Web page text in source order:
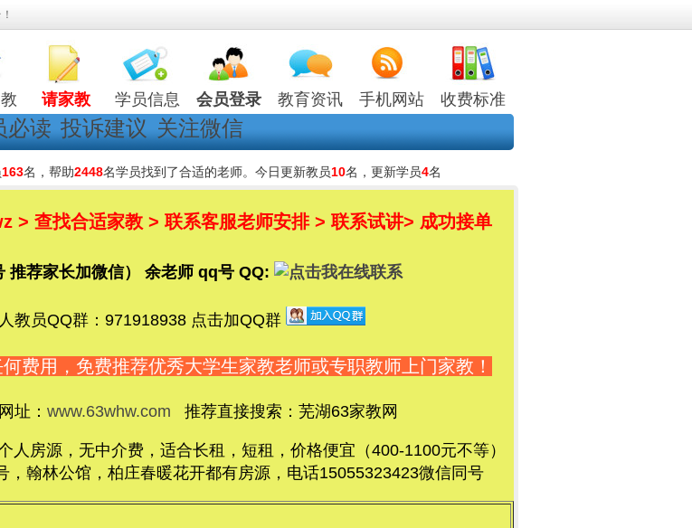
请家教 学员信息 会员登录 教育资讯 手机网站 收费标准
必读 投诉建议 关注微信
163名，帮助2448名学员找到了合适的老师。今日更新教员10名，更新学员4名
> 查找合适家教 > 联系客服老师安排 > 联系试讲> 成功接单
推荐家长加微信） 余老师 qq号 QQ:
教员QQ群：971918938 点击加QQ群
费用，免费推荐优秀大学生家教老师或专职教师上门家教！
址： www.63whw.com 推荐直接搜索：芜湖63家教网
人房源，无中介费，适合长租，短租，价格便宜（400-1100元不等）
翰林公馆，柏庄春暖花开都有房源，电话15055323423微信同号